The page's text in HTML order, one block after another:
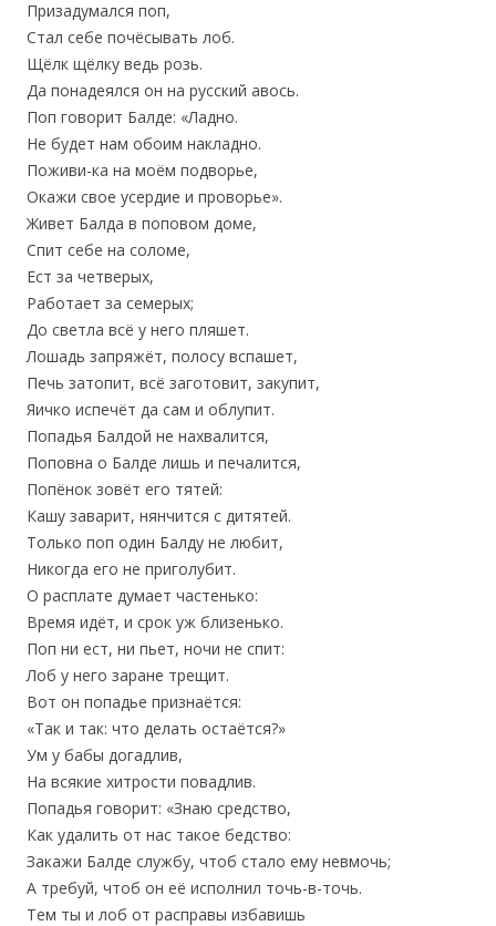
Призадумался поп,
Стал себе почёсывать лоб.
Щёлк щёлку ведь розь.
Да понадеялся он на русский авось.
Поп говорит Балде: «Ладно.
Не будет нам обоим накладно.
Поживи-ка на моём подворье,
Окажи свое усердие и проворье».
Живет Балда в поповом доме,
Спит себе на соломе,
Ест за четверых,
Работает за семерых;
До светла всё у него пляшет.
Лошадь запряжёт, полосу вспашет,
Печь затопит, всё заготовит, закупит,
Яичко испечёт да сам и облупит.
Попадья Балдой не нахвалится,
Поповна о Балде лишь и печалится,
Попёнок зовёт его тятей:
Кашу заварит, нянчится с дитятей.
Только поп один Балду не любит,
Никогда его не приголубит.
О расплате думает частенько:
Время идёт, и срок уж близенько.
Поп ни ест, ни пьет, ночи не спит:
Лоб у него заране трещит.
Вот он попадье признаётся:
«Так и так: что делать остаётся?»
Ум у бабы догадлив,
На всякие хитрости повадлив.
Попадья говорит: «Знаю средство,
Как удалить от нас такое бедство:
Закажи Балде службу, чтоб стало ему невмочь;
А требуй, чтоб он её исполнил точь-в-точь.
Тем ты и лоб от расправы избавишь